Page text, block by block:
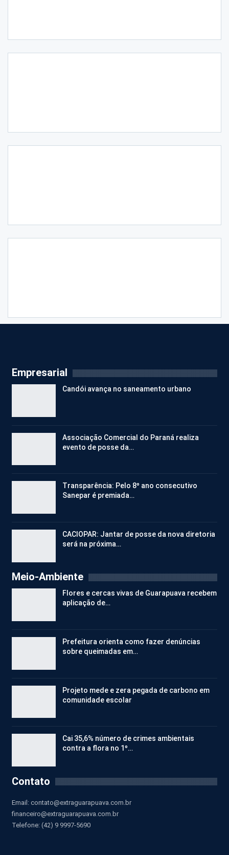
Empresarial
Candói avança no saneamento urbano
Associação Comercial do Paraná realiza
evento de posse da…
Transparência: Pelo 8º ano consecutivo
Sanepar é premiada…
CACIOPAR: Jantar de posse da nova diretoria
será na próxima…
Meio-Ambiente
Flores e cercas vivas de Guarapuava recebem
aplicação de…
Prefeitura orienta como fazer denúncias
sobre queimadas em…
Projeto mede e zera pegada de carbono em
comunidade escolar
Cai 35,6% número de crimes ambientais
contra a flora no 1º…
Contato
Email: contato@extraguarapuava.com.br
financeiro@extraguarapuava.com.br
Telefone: (42) 9 9997-5690